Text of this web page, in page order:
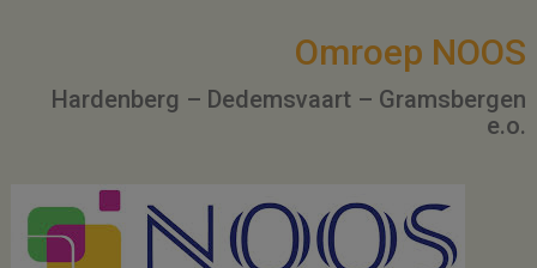
Omroep NOOS
Hardenberg – Dedemsvaart – Gramsbergen
e.o.